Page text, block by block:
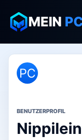
MEIN
PC
BENUTZERPROFIL
Nippilein